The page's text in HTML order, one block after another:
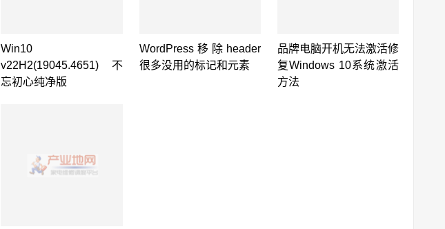
Win10
v22H2(19045.4651) 不
忘初心纯净版
WordPress移除header
很多没用的标记和元素
品牌电脑开机无法激活修
复Windows 10系统激活
方法